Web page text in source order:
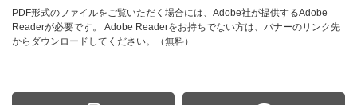
PDF形式のファイルをご覧いただく場合には、Adobe社が提供するAdobe
Readerが必要です。
Adobe Readerをお持ちでない方は、バナーのリンク先
からダウンロードしてください。（無料）